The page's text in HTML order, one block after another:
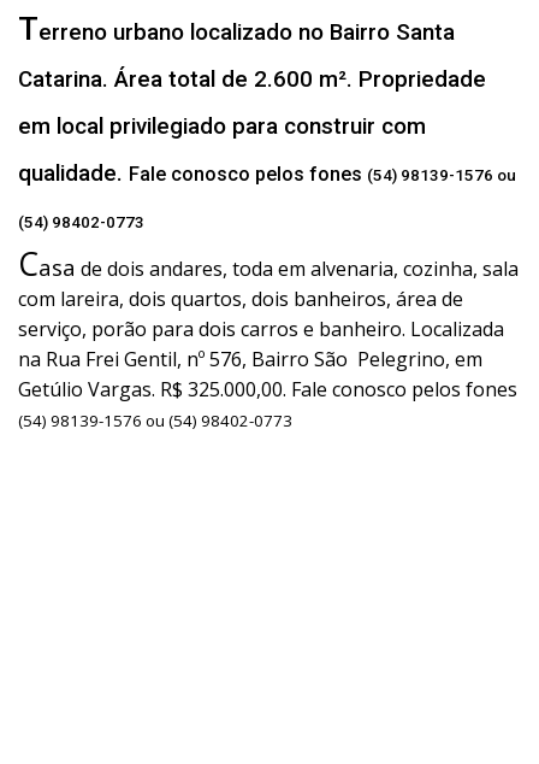
Terreno urbano localizado no Bairro Santa
Catarina. Área total de 2.600 m². Propriedade
em local privilegiado para construir com
qualidade. Fale conosco pelos fones (54) 98139-1576 ou
(54) 98402-0773
Casa de dois andares, toda em alvenaria, cozinha, sala
com lareira, dois quartos, dois banheiros, área de
serviço, porão para dois carros e banheiro. Localizada
na Rua Frei Gentil, nº 576, Bairro São Pelegrino, em
Getúlio Vargas. R$ 325.000,00. Fale conosco pelos fones
(54) 98139-1576 ou (54) 98402-0773